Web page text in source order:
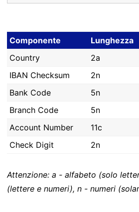
Componente Lunghezza
Country
2a
IBAN Checksum
2n
Bank Code
5n
Branch Code
5n
Account Number
11c
Check Digit
2n
Attenzione: a - alfabeto (solo
(lettere e numeri), n - numeri